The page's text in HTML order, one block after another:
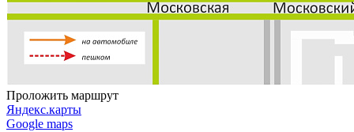
Проложить маршрут
Яндекс.карты
Google maps